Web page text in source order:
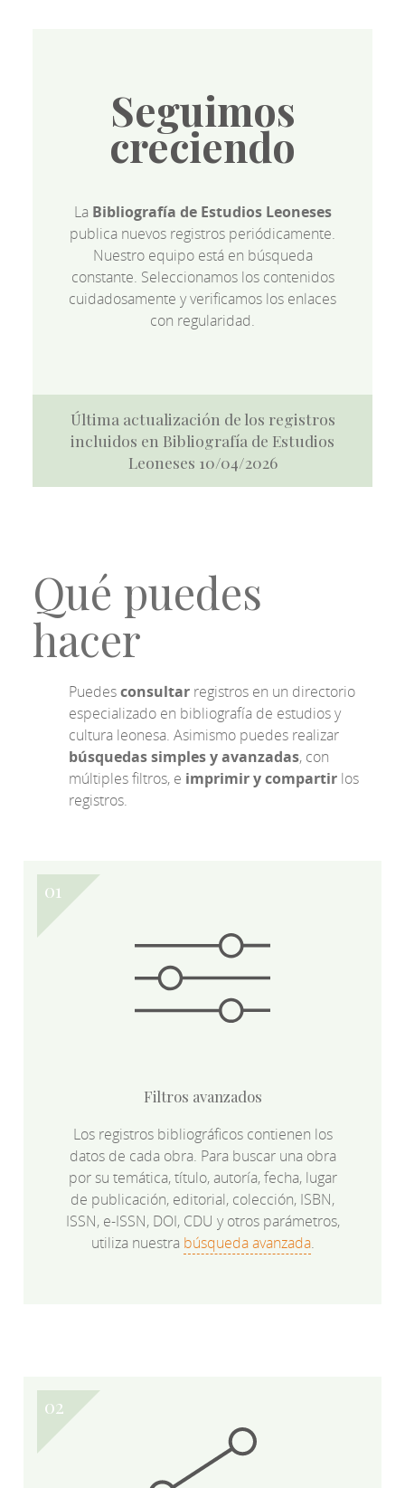
Seguimos
creciendo
La Bibliografía de Estudios Leoneses
publica nuevos registros periódicamente.
Nuestro equipo está en búsqueda
constante. Seleccionamos los contenidos
cuidadosamente y verificamos los enlaces
con regularidad.
Última actualización de los registros
incluidos en Bibliografía de Estudios
Leoneses 10/04/2026
Qué puedes
hacer
Puedesconsultar registros en un directorio
especializado en bibliografía de estudios y
cultura leonesa. Asimismo puedes realizar
búsquedas simples y avanzadas, con
múltiples filtros, e imprimir y compartir los
registros.
Filtros avanzados
Los registros bibliográficos contienen los
datos de cada obra. Para buscar una obra
por su temática, título, autoría, fecha, lugar
de publicación, editorial, colección, ISBN,
ISSN, e-ISSN, DOI, CDU y otros parámetros,
utiliza nuestra búsqueda avanzada.